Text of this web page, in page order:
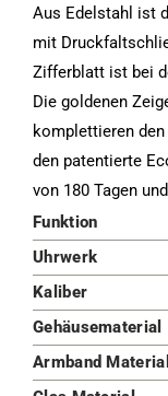
Aus Edelstahl ist
mit
Zifferblatt ist bei
Die goldenen
komplettieren
den patentierte
von 180 Tagen
Funktion
Uhrwerk
Kaliber
Gehäusematerial
Armband Material